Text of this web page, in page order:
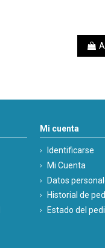
Mi cuenta
Identificarse
Mi Cuenta
Datos
Historial de
Estado del